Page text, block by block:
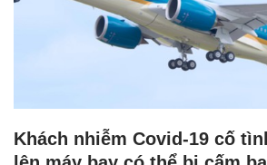
Khách nhiễm Covid-19 cố